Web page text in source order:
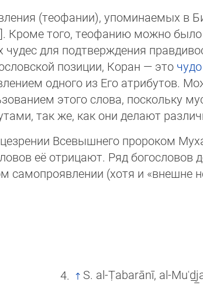
(теофании), упоминаемых в
]. Кроме того, теофанию можно
для подтверждения
позиции, Коран — это чудо
одного из Его атрибутов.
этого слова, поскольку
так же, как они делают
Всевышнего пророком
её отрицают. Ряд богословов
(хотя и «внешне
S. al-Ṭabarānī, al-